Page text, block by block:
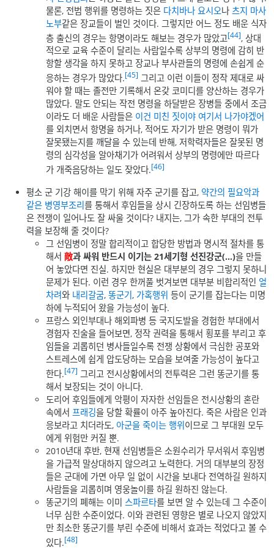
물론, 전범 행위를 명령하는 짓은 다치바나 요시오나 츠지 마사
노부같은 장교들이 벌인 것이다. 그렇지만 어느 정도 배운 식자
층 출신의 경우는 항명이라도 해보는 경우가 많았고 [44], 상대
적으로 교육 수준이 달리는 사람일수록 상부의 명령에 감히 반
항할 생각을 하지 못하고 장교나 부사관들의 명령에 손쉽게 순
응하는 경우가 많았다.[45] 그리고 이런 이들이 정작 제대로 싸
워야 할 때는 졸전만 기록해서 온갖 코미디를 양산하는 경우가
많았다. 말도 안되는 작전 명령을 하달받은 장병들 중에서 조금
이라도 더 배운 사람들은 이건 미친 짓이야 여기서 나가야겠어
를 외치면서 항명을 하거나, 적어도 자기가 받은 명령이 뭐가
잘못됐는지를 깨달을 수 있는데 반해, 저학력자들은 잘못된 명
령의 심각성을 알아채기가 어려워서 상부의 명령에만 따르다
가 개죽음당하는 일도 잦았다.[46]
평소 군 기강 해이를 막기 위해 자주 군기를 잡고, 약간의 필요악과
같은 병영부조리를 통해서 후임들을 상시 긴장하도록 하는 선임병들
은 전쟁이 일어나도 잘 싸울 것이다? 내지는, 그가 속한 부대의 전투
력을 보장해 줄 것이다?
그 선임병이 정말 합리적이고 합당한 방법과 명시적 절차를 통
해서敵과 싸워 반드시 이기는 21세기형 선진강군(…)을 만들
어 놓았다면 진실. 하지만 현실은 대부분의 경우 그렇지 못하니
문제가 된다. 이런 경우 한꺼풀 벗겨보면 대부분 비합리적인 얼
차려와 내리갈굼,똥군기, 가혹행위 등이 군기를 잡는다는 미명
하에 누적되어 왔을 가능성이 높다.
프랑스 외인부대나 해외파병 등 국지도발을 경험한 부대에서
경험자 진술을 들어보면, 정작 권력을 통해서 횡포를 부리고 후
임들을 괴롭히던 병사들일수록 전쟁 상황에서 극심한 공포와
스트레스에 쉽게 압도당하는 모습을 보여줄 가능성이 높다고
한다.[47] 그리고 전시상황에서의 전투력은 그런 똥군기를 통
해서 보장되는 것이 아니다.
도리어 후임들에게 악평이 자자한 선임들은 전시상황의 혼란
속에서 프래깅을 당할 확률이 아주 높아진다. 죽은 사람은 인과
응보라고 치더라도, 아군을 죽이는 행위이므로 그 부대원 모두
에게 위험만 커질 뿐.
2010년대 후반, 현재 선임병들은 소원수리가 무서워서 후임병
을 가급적 말상대하지 않으려고 노력한다. 거의 대부분의 장정
들은 군대에 가면 아무 일 없이 시간을 보내다 전역하길 원하지
사람들을 괴롭히며 영웅놀이를 하길 원하진 않는다.
똥군기의 폐해는 이미 스파르타를 보면 알 수 있는데 그 수준이
너무 심한 수준이었다. 이와 관련된 영향은 별로 나오지 않았지
만 최소한 똥군기를 부린 수준에 비해서 효과는 적었다고 볼 수
있다.[48]